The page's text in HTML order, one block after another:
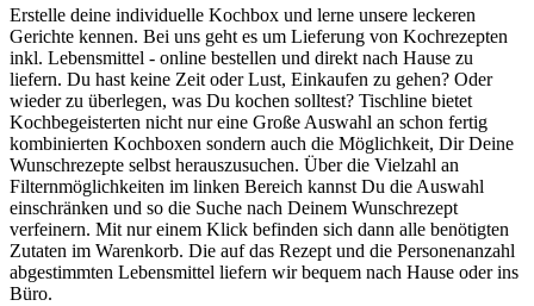
Erstelle deine individuelle Kochbox und lerne unsere leckeren
Gerichte kennen. Bei uns geht es um Lieferung von Kochrezepten
inkl. Lebensmittel - online bestellen und direkt nach Hause zu
liefern. Du hast keine Zeit oder Lust, Einkaufen zu gehen? Oder
wieder zu überlegen, was Du kochen solltest? Tischline bietet
Kochbegeisterten nicht nur eine Große Auswahl an schon fertig
kombinierten Kochboxen sondern auch die Möglichkeit, Dir Deine
Wunschrezepte selbst herauszusuchen. Über die Vielzahl an
Filternmöglichkeiten im linken Bereich kannst Du die Auswahl
einschränken und so die Suche nach Deinem Wunschrezept
verfeinern. Mit nur einem Klick befinden sich dann alle benötigten
Zutaten im Warenkorb. Die auf das Rezept und die Personenanzahl
abgestimmten Lebensmittel liefern wir bequem nach Hause oder ins
Büro.